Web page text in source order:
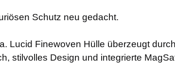
Schutz neu gedacht.
Lucid Finewoven Hülle überzeugt
stilvolles Design und integrierte